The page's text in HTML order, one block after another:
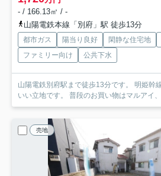
- / 166.13㎡ / -
山陽電鉄本線「別府」駅 徒歩13分
都市ガス 陽当り良好 閑静な住宅地
ファミリー向け
公共下水
山陽電鉄別府駅まで徒歩13分です。 明姫幹
いい立地です。 普段のお買い物はマルアイ
売地